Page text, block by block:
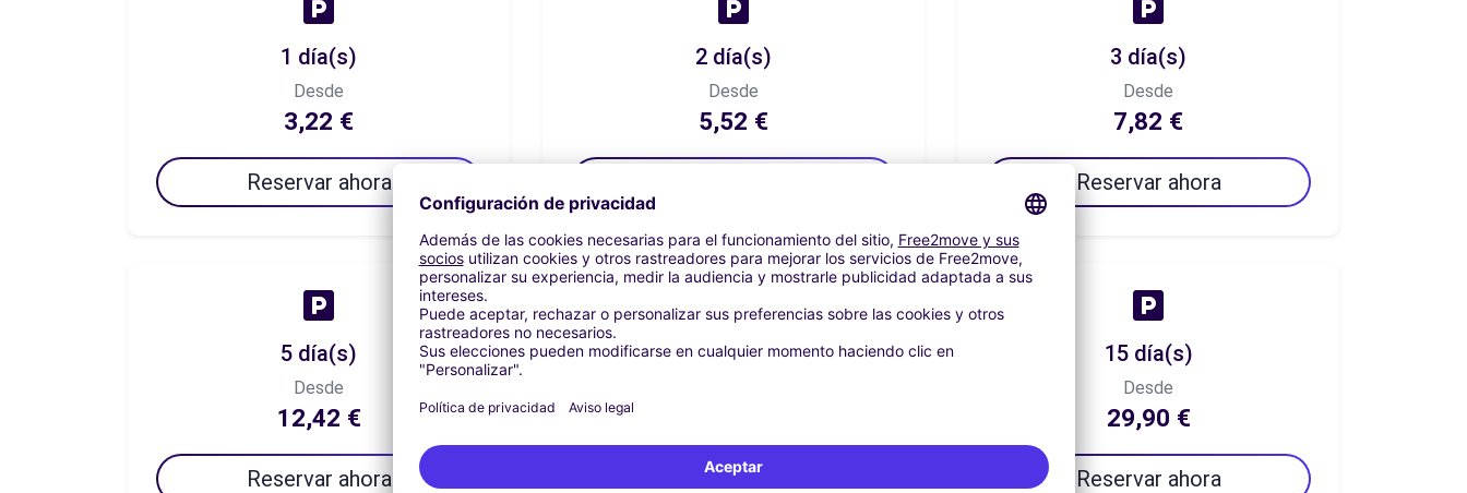
1 día(s)
Desde
3,22 €
Reservar ahora
2 día(s)
Desde
5,52 €
3 día(s)
Desde
7,82 €
Reservar ahora
5 día(s)
Desde
12,42 €
Reservar ahora
7 día(s)
Reservar ahora
15 día(s)
Desde
29,90 €
Reservar ahora